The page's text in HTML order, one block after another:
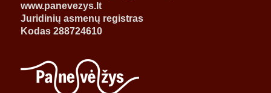
www.panevezys.lt
Juridinių asmenų registras
Kodas 288724610